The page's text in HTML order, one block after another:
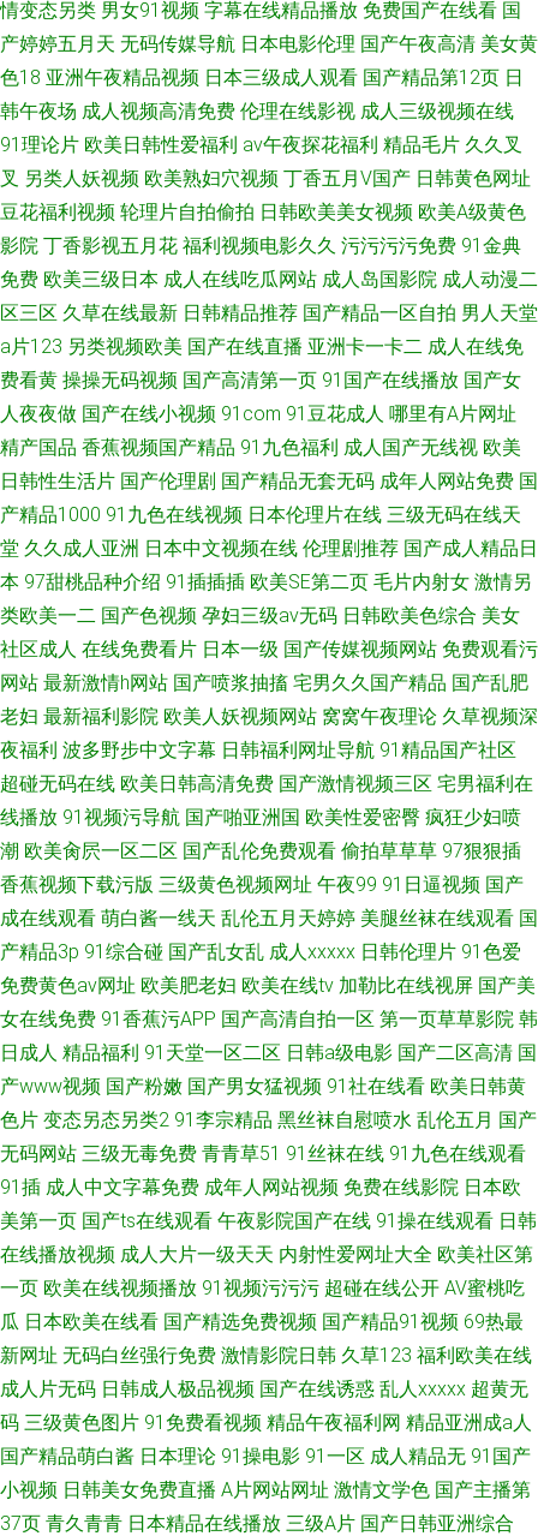
情变态另类 男女91视频 字幕在线精品播放 免费国产在线看 国
产婷婷五月天 无码传媒导航 日本电影伦理 国产午夜高清 美女黄
色18 亚洲午夜精品视频 日本三级成人观看 国产精品第12页 日
韩午夜场 成人视频高清免费 伦理在线影视 成人三级视频在线
91理论片 欧美日韩性爱福利 av午夜探花福利 精品毛片 久久叉
叉 另类人妖视频 欧美熟妇穴视频 丁香五月V国产 日韩黄色网址
豆花福利视频 轮理片自拍偷拍 日韩欧美美女视频 欧美A级黄色
影院 丁香影视五月花 福利视频电影久久 污污污污免费 91金典
免费 欧美三级日本 成人在线吃瓜网站 成人岛国影院 成人动漫二
区三区 久草在线最新 日韩精品推荐 国产精品一区自拍 男人天堂
a片123 另类视频欧美 国产在线直播 亚洲卡一卡二 成人在线免
费看黄 操操无码视频 国产高清第一页 91国产在线播放 国产女
人夜夜做 国产在线小视频 91com 91豆花成人 哪里有A片网址
精产国品 香蕉视频国产精品 91九色福利 成人国产无线视 欧美
日韩性生活片 国产伦理剧 国产精品无套无码 成年人网站免费 国
产精品1000 91九色在线视频 日本伦理片在线 三级无码在线天
堂 久久成人亚洲 日本中文视频在线 伦理剧推荐 国产成人精品日
本 97甜桃品种介绍 91插插插 欧美SE第二页 毛片内射女 激情另
类欧美一二 国产色视频 孕妇三级av无码 日韩欧美色综合 美女
社区成人 在线免费看片 日本一级 国产传媒视频网站 免费观看污
网站 最新激情h网站 国产喷浆抽搐 宅男久久国产精品 国产乱肥
老妇 最新福利影院 欧美人妖视频网站 窝窝午夜理论 久草视频深
夜福利 波多野步中文字幕 日韩福利网址导航 91精品国产社区
超碰无码在线 欧美日韩高清免费 国产激情视频三区 宅男福利在
线播放 91视频污导航 国产啪亚洲国 欧美性爱密臀 疯狂少妇喷
潮 欧美肏屄一区二区 国产乱伦免费观看 偷拍草草草 97狠狠插
香蕉视频下载污版 三级黄色视频网址 午夜99 91日逼视频 国产
成在线观看 萌白酱一线天 乱伦五月天婷婷 美腿丝袜在线观看 国
产精品3p 91综合碰 国产乱女乱 成人xxxxx 日韩伦理片 91色爱
免费黄色av网址 欧美肥老妇 欧美在线tv 加勒比在线视屏 国产美
女在线免费 91香蕉污APP 国产高清自拍一区 第一页草草影院 韩
日成人 精品福利 91天堂一区二区 日韩a级电影 国产二区高清 国
产www视频 国产粉嫩 国产男女猛视频 91社在线看 欧美日韩黄
色片 变态另态另类2 91李宗精品 黑丝袜自慰喷水 乱伦五月 国产
无码网站 三级无毒免费 青青草51 91丝袜在线 91九色在线观看
91插 成人中文字幕免费 成年人网站视频 免费在线影院 日本欧
美第一页 国产ts在线观看 午夜影院国产在线 91操在线观看 日韩
在线播放视频 成人大片一级天天 内射性爱网址大全 欧美社区第
一页 欧美在线视频播放 91视频污污污 超碰在线公开 AV蜜桃吃
瓜 日本欧美在线看 国产精选免费视频 国产精品91视频 69热最
新网址 无码白丝强行免费 激情影院日韩 久草123 福利欧美在线
成人片无码 日韩成人极品视频 国产在线诱惑 乱人xxxxx 超黄无
码 三级黄色图片 91免费看视频 精品午夜福利网 精品亚洲成a人
国产精品萌白酱 日本理论 91操电影 91一区 成人精品无 91国产
小视频 日韩美女免费直播 A片网站网址 激情文学色 国产主播第
37页 青久青青 日本精品在线播放 三级A片 国产日韩亚洲综合